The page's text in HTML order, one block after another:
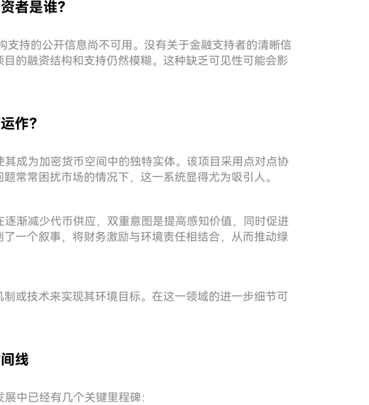
者是谁？
持的公开信息尚不可用。没有关于金融支持者的清晰信
融资结构和支持仍然模糊。这种缺乏可见性可能会影
作？
成为加密货币空间中的独特实体。该项目采用点对点协
常常困扰市场的情况下，这一系统显得尤为吸引人。
渐减少代币供应，双重意图是提高感知价值，同时促进
一个叙事，将财务激励与环境责任相结合，从而推动绿
或技术来实现其环境目标。在这一领域的进一步细节可
线
中已经有几个关键里程碑：